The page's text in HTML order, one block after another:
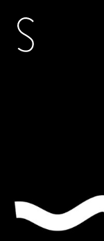
actueel nieuws